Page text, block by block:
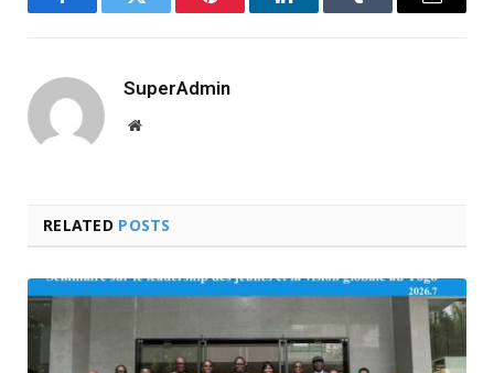
FacebookTwitter Pinterest LinkedInTumblr Email
SuperAdmin
Website
RELATED POSTS